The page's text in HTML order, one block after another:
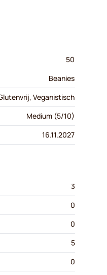
50
Beanies
Veganistisch
Medium (5/10)
16.11.2027
3
0
0
5
0